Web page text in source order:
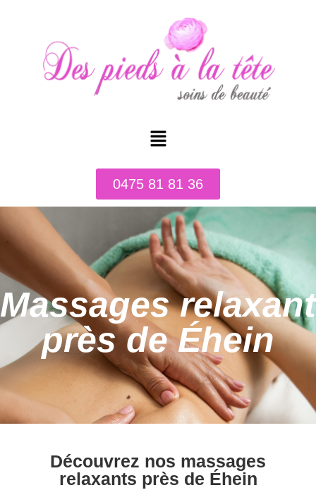
0475 81 81 36
Massages relaxant
près de Éhein
Découvrez nos massages
relaxants près de Éhein